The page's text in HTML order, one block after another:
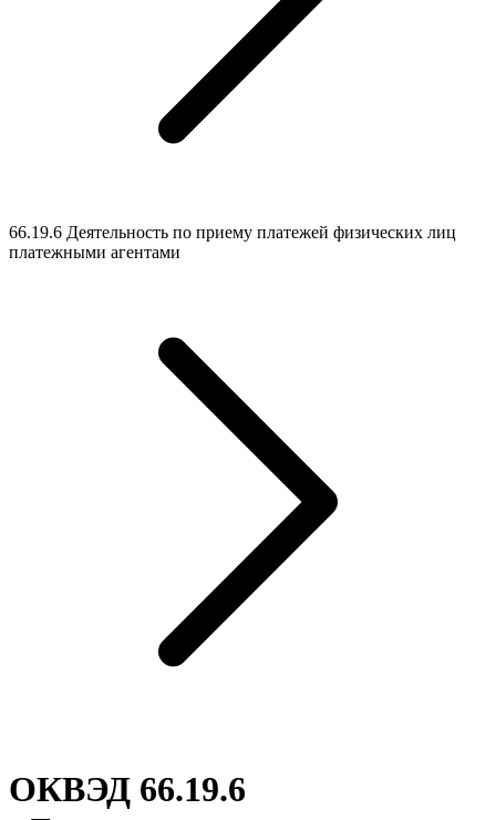
66.19.6 Деятельность по приему платежей физических лиц
платежными агентами
ОКВЭД 66.19.6